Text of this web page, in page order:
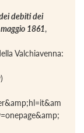
debiti dei
1861,
Valchiavenna: